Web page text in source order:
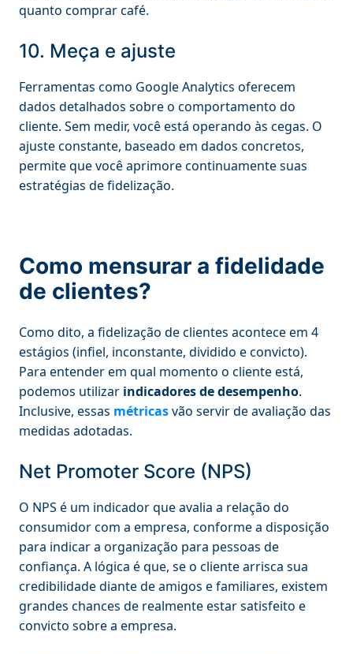
quanto comprar café.
10. Meça e ajuste
Ferramentas como Google Analytics oferecem
dados detalhados sobre o comportamento do
cliente. Sem medir, você está operando às cegas. O
ajuste constante, baseado em dados concretos,
permite que você aprimore continuamente suas
estratégias de fidelização.
Como mensurar a fidelidade
de clientes?
Como dito, a fidelização de clientes acontece em 4
estágios (infiel, inconstante, dividido e convicto).
Para entender em qual momento o cliente está,
podemos utilizar indicadores de desempenho.
Inclusive, essas métricasvão servir de avaliação das
medidas adotadas.
Net Promoter Score (NPS)
O NPS é um indicador que avalia a relação do
consumidor com a empresa, conforme a disposição
para indicar a organização para pessoas de
confiança. A lógica é que, se o cliente arrisca sua
credibilidade diante de amigos e familiares, existem
grandes chances de realmente estar satisfeito e
convicto sobre a empresa.